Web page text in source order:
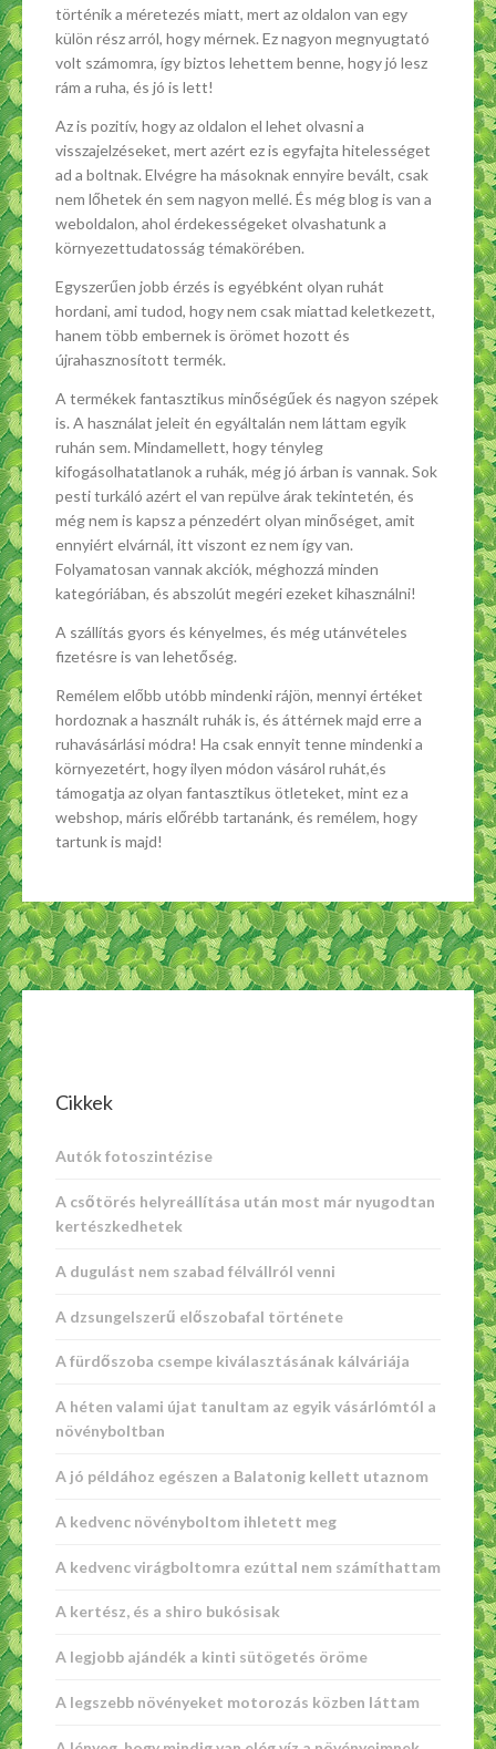
történik a méretezés miatt, mert az oldalon van egy
külön rész arról, hogy mérnek. Ez nagyon megnyugtató
volt számomra, így biztos lehettem benne, hogy jó lesz
rám a ruha, és jó is lett!
Az is pozitív, hogy az oldalon el lehet olvasni a
visszajelzéseket, mert azért ez is egyfajta hitelességet
ad a boltnak. Elvégre ha másoknak ennyire bevált, csak
nem lőhetek én sem nagyon mellé. És még blog is van a
weboldalon, ahol érdekességeket olvashatunk a
környezettudatosság témakörében.
Egyszerűen jobb érzés is egyébként olyan ruhát
hordani, ami tudod, hogy nem csak miattad keletkezett,
hanem több embernek is örömet hozott és
újrahasznosított termék.
A termékek fantasztikus minőségűek és nagyon szépek
is. A használat jeleit én egyáltalán nem láttam egyik
ruhán sem. Mindamellett, hogy tényleg
kifogásolhatatlanok a ruhák, még jó árban is vannak. Sok
pesti turkáló azért el van repülve árak tekintetén, és
még nem is kapsz a pénzedért olyan minőséget, amit
ennyiért elvárnál, itt viszont ez nem így van.
Folyamatosan vannak akciók, méghozzá minden
kategóriában, és abszolút megéri ezeket kihasználni!
A szállítás gyors és kényelmes, és még utánvételes
fizetésre is van lehetőség.
Remélem előbb utóbb mindenki rájön, mennyi értéket
hordoznak a használt ruhák is, és áttérnek majd erre a
ruhavásárlási módra! Ha csak ennyit tenne mindenki a
környezetért, hogy ilyen módon vásárol ruhát,és
támogatja az olyan fantasztikus ötleteket, mint ez a
webshop, máris előrébb tartanánk, és remélem, hogy
tartunk is majd!
Cikkek
Autók fotoszintézise
A csőtörés helyreállítása után most már nyugodtan
kertészkedhetek
A dugulást nem szabad félvállról venni
A dzsungelszerű előszobafal története
A fürdőszoba csempe kiválasztásának kálváriája
A héten valami újat tanultam az egyik vásárlómtól a
növényboltban
A jó példához egészen a Balatonig kellett utaznom
A kedvenc növényboltom ihletett meg
A kedvenc virágboltomra ezúttal nem számíthattam
A kertész, és a shiro bukósisak
A legjobb ajándék a kinti sütögetés öröme
A legszebb növényeket motorozás közben láttam